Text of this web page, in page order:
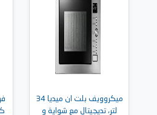
ميكروويف بلت ان ميديا 34
لتر، تديجيتال مع شواية و